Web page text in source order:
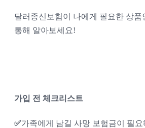
달러종신보험이 나에게 필요한 상품
통해 알아보세요!
가입 전 체크리스트
✅가족에게 남길 사망 보험금이 필요